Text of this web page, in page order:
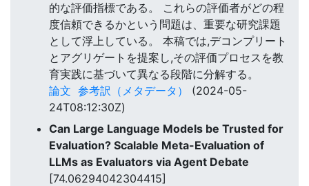
的な評価指標である。 これらの評価者がどの程
度信頼できるかという問題は、重要な研究課題
として浮上している。 本稿では,デコンプリート
とアグリゲートを提案し,その評価プロセスを教
育実践に基づいて異なる段階に分解する。
論文 参考訳（メタデータ）
(2024-05-
24T08:12:30Z)
Can Large Language Models be Trusted for
Evaluation? Scalable Meta-Evaluation of
LLMs as Evaluators via Agent Debate
[74.06294042304415]